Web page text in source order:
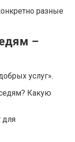
разные
–
услуг».
Какую
для